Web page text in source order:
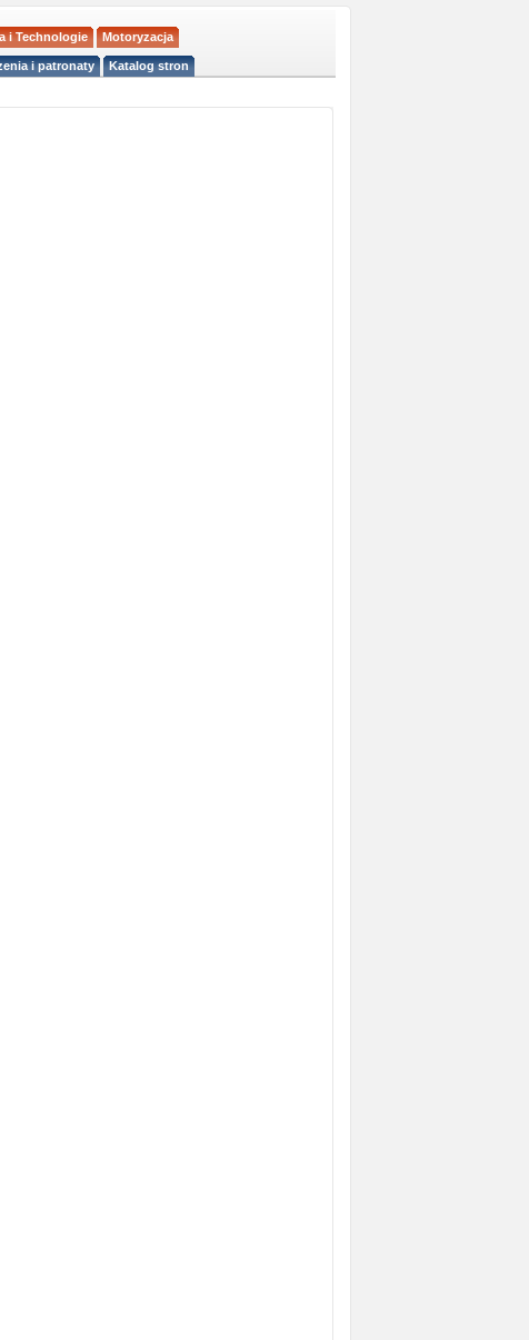
i Technologie Motoryzacja
i patronaty Katalog stron